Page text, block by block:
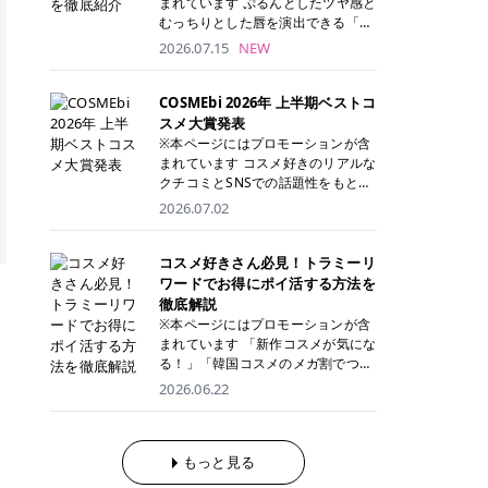
が多く、拭き取り後にそのまま部分
用パックとして使えるトナーパッド
も増えています。 一方、拭き取り化
粧水は液体タイプのため、コットン
整しやすく、お気に入りの化粧水を
使いたい方やコストを抑えて続けた
い方にもおすすめです。 トナーパッ
ドのメリット トナーパッドは、角質
ケア・保湿ケア・部分用パックまで
1枚で行える便利なスキンケアアイ
テムです。 ここでは、トナーパッド
す。 古い角質や皮脂汚れをやさしく
オフ トナーパッドを使用すること
で、洗顔だけでは落としきれない古
い角質や余分な皮脂汚れをやさしく
拭き取り、なめらかな肌へ整えま
す。 保湿ケアまで1枚でできる 保湿
成分を配合したトナーパッドなら、
ケアにもぴったりです。 部分パック
としても使える 多くのトナーパッド
は、乾燥が気になる頬や額、小鼻な
ら、コストパフォーマンスも重視し
たい方に！ メディオスターモノリス
メディオスターNeXT PRO 公式サイ
ト> レジーナクリニック 52,800円
(税込)/5回 99,000円(税込)/5回 ジェ
ントルシリーズを選べるため、脱毛
機にこだわりたい方におすすめ！ ジ
ェントルマックスプロ ジェントルマ
ックスプロプラス ジェントルレーズ
プロ ソプラノチタニウム 公式サイ
ト> エミナルクリニック 49,500円
(税込)/6回 93,500円(税込)/6回 エミ
定！月々払いも安くて通いやすい ク
リスタルプロ 公式サイト> リゼクリ
ニック 109,800円(税込)/5回 144,80
0円(税込)/5回 毛質に合わせて脱毛
機を選択可能！有効期限も5年と長
くマイペースに通いやすい ラシャ
メディオスターNeXT PRO ジェント
ルYAGプロ 公式サイト> ｜そもそも
うの？ 脱毛を考えたときに、まず悩
むのが「医療脱毛とエステ脱毛、ど
す。 これから手軽に全身医療脱毛を
後までチェックして、ご自身にぴっ
ください！ クリニック 全身＋VIO
全身＋VIO＋顔 特徴 脱毛器 詳細 フ
レイアクリニック 52,800円(税込)/5
回 94,600円(税込)/5回 肌への負担
に配慮しながら、コストパフォーマ
ンスも重視したい方に！ メディオス
ターモノリス メディオスターNeXT
PRO 公式サイト> レジーナクリニッ
ク 52,800円(税込)/5回 99,000円(税
込)/5回 ジェントルシリーズを選べ
るため、脱毛機にこだわりたい方に
おすすめ！ ジェントルマックスプロ
ジェントルマックスプロプラス ジェ
ントルレーズプロ ソプラノチタニウ
ム 公式サイト> エミナルクリニック
49,500円(税込)/6回 93,500円(税
込)/6回 エミナルクリニックの始め
通いやすい クリスタルプロ 公式サ
イト> リゼクリニック 109,800円(税
むっちりとした唇を演出できる「C
ANMAKE（キャンメイク）むちぷる
湿ケアも叶えられることから、SNS
でも話題の人気リップです。 「自分
にはどのカラーが似合う？」「イエ
ベ・ブルベ別のおすすめは？」と気
になっている方も多いのではないで
とともにご紹介！それぞれの色味や
なメイクに合うのかまで詳しく解説
します✨ ※メイクアップ効果による
CANMAKE むちぷるティントとは？
CANMAKE むちぷるティントは、テ
ィント・プランパー・保湿ケアを1
本で叶えるリップです。 するすると
塗れるなめらかなテクスチャーで、
縦ジワをカバーしながら、むっちり
としたツヤのある唇を演出します。
るため、乾燥しにくくデイリー使い
にもぴったり！ アイテム詳細を見る
2026.07.15 NEW
COSMEbi 2026年 上半期ベストコ
スメ大賞発表
※本ページにはプロモーションが含
まれています コスメ好きのリアルな
クチコミとSNSでの話題性をもとに
選出された、COSMEbi 2026年上半
た名品たちを、カテゴリ別にご紹介
します。 本記事では、2025年11月
～2026年4月までの半年間におい
て、COSMEbi内でのクチコミとSN
Sでの話題性を元に選出されたコス
メやスキンケアなどの化粧品を「総
国コスメ」に分けて1位～3位までを
ランキング形式で発表！ 2026年上
半期 総合大賞 AMUSE（アミュー
ズ）「 ジェルフィットグロス」 👑
「ジェルフィットグロス」の特徴 唇
2026.07.02
コスメ好きさん必見！トラミーリ
ワードでお得にポイ活する方法を
徹底解説
※本ページにはプロモーションが含
まれています 「新作コスメが気にな
る！」「韓国コスメのメガ割でつい
買いすぎてしまう……」 そんな美容
を少し工夫するだけでポイントを貯
められるため、コスメやスキンケア
にかかる費用を少しでも抑えたい方
2026.06.22
もっと見る